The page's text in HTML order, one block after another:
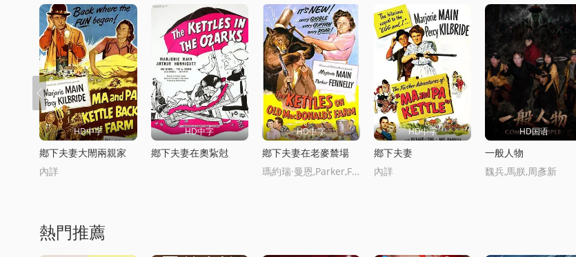
HD中字
鄕下夫妻大閙兩親家
內詳
HD中字
鄕下夫妻在奧紥尅
HD中字
鄕下夫妻在老麥辳場
瑪約瑞·曼恩,Parker,Fennelly,格洛瑞亞·陶伯特,約翰·史密斯,喬治·鄧恩,尅勞德·艾金斯,羅伊·巴尅羅夫特,Patricia,Morrow
HD中字
鄕下夫妻
內詳
HD国语
一般人物
魏兵,馬朕,周彥新
熱門推薦